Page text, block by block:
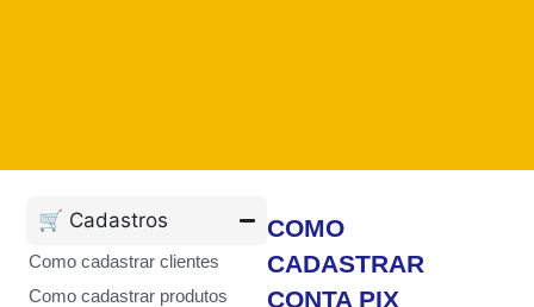
🛒 Cadastros
Como cadastrar clientes
Como cadastrar produtos
COMO
CADASTRAR
CONTA PIX